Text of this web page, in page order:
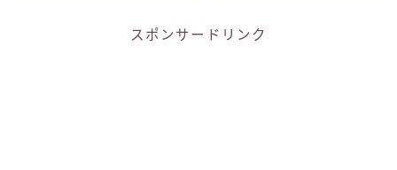
スポンサードリンク